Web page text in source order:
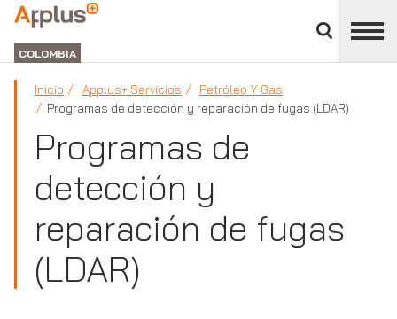
panel
APPLUS+
GROUP
COLOMBIA
Inicio Applus+ Servicios
Petróleo Y Gas
Programas de detección y reparación de fugas (LDAR)
Programas de
detección y
reparación de fugas
(LDAR)